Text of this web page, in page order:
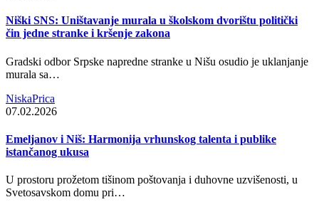
Niški SNS: Uništavanje murala u školskom dvorištu politički
čin jedne stranke i kršenje zakona
Gradski odbor Srpske napredne stranke u Nišu osudio je uklanjanje
murala sa…
NiskaPrica
07.02.2026
Emeljanov i Niš: Harmonija vrhunskog talenta i publike
istančanog ukusa
U prostoru prožetom tišinom poštovanja i duhovne uzvišenosti, u
Svetosavskom domu pri…